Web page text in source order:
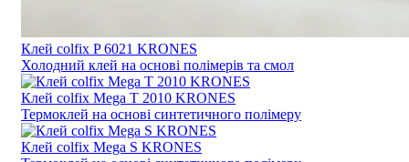
Клей colfix P 6021 KRONES
Холодний клей на основі полімерів та смол
Клей colfix Mega Т 2010 KRONES
Термоклей на основі синтетичного полімеру
Клей colfix Mega S KRONES